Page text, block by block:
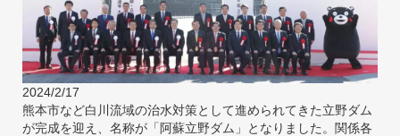
2024/2/17
熊本市など白川流域の治水対策として進められてきた立野ダム
が完成を迎え、名称が「阿蘇立野ダム」となりました。関係各